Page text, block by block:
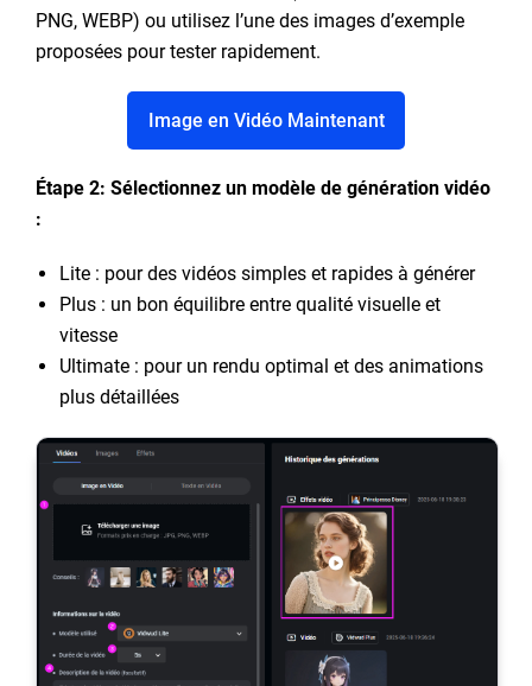
PNG, WEBP) ou utilisez l’une des images d’exemple
proposées pour tester rapidement.
Image en Vidéo Maintenant
Étape 2: Sélectionnez un modèle de génération vidéo
:
Lite : pour des vidéos simples et rapides à générer
Plus : un bon équilibre entre qualité visuelle et
vitesse
Ultimate : pour un rendu optimal et des animations
plus détaillées